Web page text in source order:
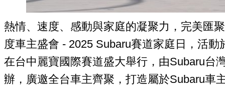
熱情、速度、感動與家庭的凝聚力，完美匯
度車主盛會 - 2025 Subaru賽道家庭日，活
在台中麗寶國際賽道盛大舉行，由Subaru台
辦，廣邀全台車主齊聚，打造屬於Subaru車